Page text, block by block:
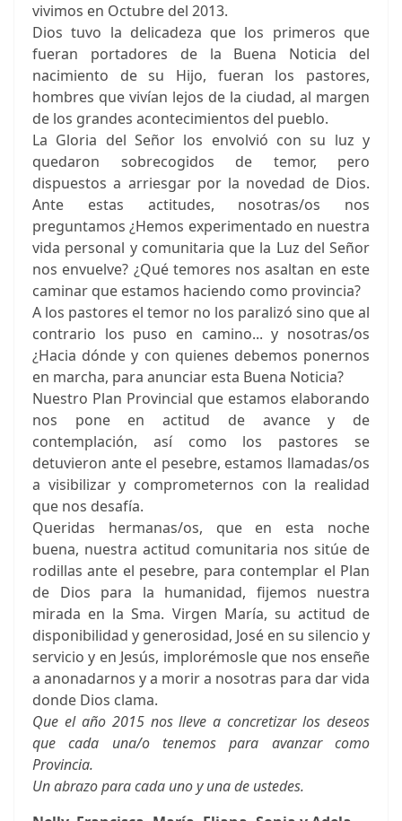
vivimos en Octubre del 2013.
Dios tuvo la delicadeza que los primeros que
fueran portadores de la Buena Noticia del
nacimiento de su Hijo, fueran los pastores,
hombres que vivían lejos de la ciudad, al margen
de los grandes acontecimientos del pueblo.
La Gloria del Señor los envolvió con su luz y
quedaron sobrecogidos de temor, pero
dispuestos a arriesgar por la novedad de Dios.
Ante estas actitudes, nosotras/os nos
preguntamos ¿Hemos experimentado en nuestra
vida personal y comunitaria que la Luz del Señor
nos envuelve? ¿Qué temores nos asaltan en este
caminar que estamos haciendo como provincia?
A los pastores el temor no los paralizó sino que al
contrario los puso en camino... y nosotras/os
¿Hacia dónde y con quienes debemos ponernos
en marcha, para anunciar esta Buena Noticia?
Nuestro Plan Provincial que estamos elaborando
nos pone en actitud de avance y de
contemplación, así como los pastores se
detuvieron ante el pesebre, estamos llamadas/os
a visibilizar y comprometernos con la realidad
que nos desafía.
Queridas hermanas/os, que en esta noche
buena, nuestra actitud comunitaria nos sitúe de
rodillas ante el pesebre, para contemplar el Plan
de Dios para la humanidad, fijemos nuestra
mirada en la Sma. Virgen María, su actitud de
disponibilidad y generosidad, José en su silencio y
servicio y en Jesús, implorémosle que nos enseñe
a anonadarnos y a morir a nosotras para dar vida
donde Dios clama.
Que el año 2015 nos lleve a concretizar los deseos
que cada una/o tenemos para avanzar como
Provincia.
Un abrazo para cada uno y una de ustedes.